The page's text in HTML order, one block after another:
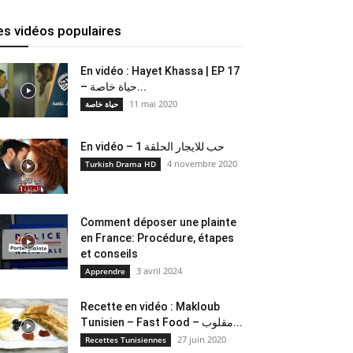
vidéos populaires
En vidéo : Hayet Khassa | EP 17
– حياة خاصة...
حياة خاصة 11 mai 2020
En vidéo – حب للايجار الحلقة 1
Turkish Drama HD 4 novembre 2020
Comment déposer une plainte
en France: Procédure, étapes
et conseils
Apprendre 3 avril 2024
Recette en vidéo : Makloub
Tunisien – Fast Food – مقلوب...
Recettes Tunisiennes 27 juin 2020